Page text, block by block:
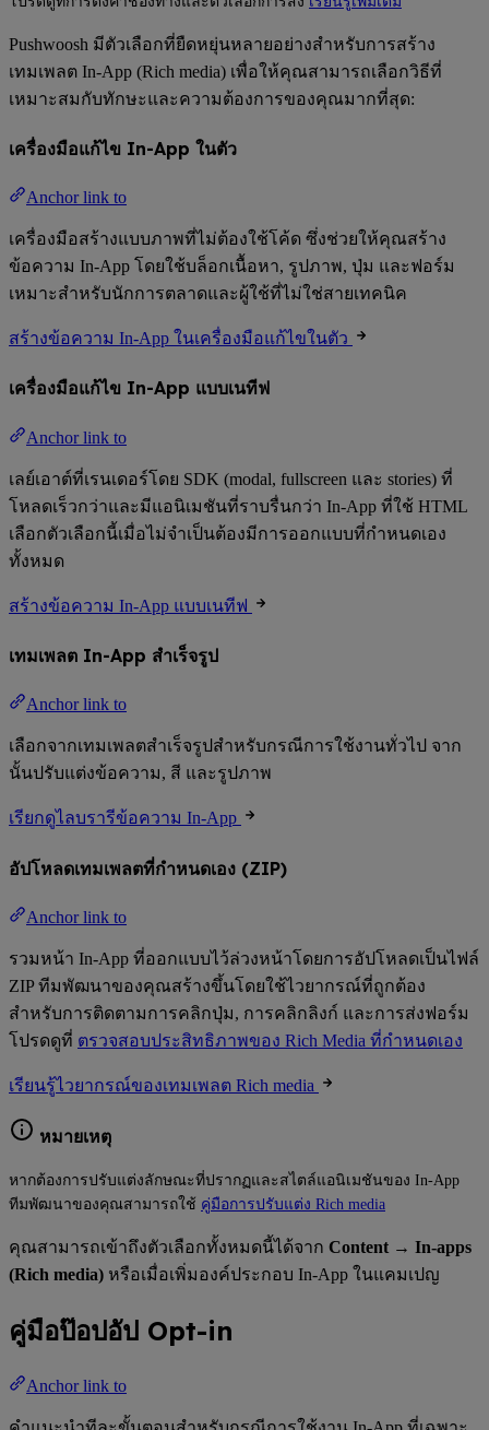
Pushwoosh มีตัวเลือกที่ยืดหยุ่นหลายอย่างสำหรับการสร้าง
เทมเพลต In-App (Rich media) เพื่อให้คุณสามารถเลือกวิธีที่
เหมาะสมกับทักษะและความต้องการของคุณมากที่สุด:
เครื่องมือแก้ไข In-App ในตัว
Anchor link to
เครื่องมือสร้างแบบภาพที่ไม่ต้องใช้โค้ด ซึ่งช่วยให้คุณสร้าง
ข้อความ In-App โดยใช้บล็อกเนื้อหา, รูปภาพ, ปุ่ม และฟอร์ม
เหมาะสำหรับนักการตลาดและผู้ใช้ที่ไม่ใช่สายเทคนิค
สร้างข้อความ In-App ในเครื่องมือแก้ไขในตัว
เครื่องมือแก้ไข In-App แบบเนทีฟ
Anchor link to
เลย์เอาต์ที่เรนเดอร์โดย SDK (modal, fullscreen และ stories) ที่
โหลดเร็วกว่าและมีแอนิเมชันที่ราบรื่นกว่า In-App ที่ใช้ HTML
เลือกตัวเลือกนี้เมื่อไม่จำเป็นต้องมีการออกแบบที่กำหนดเอง
ทั้งหมด
สร้างข้อความ In-App แบบเนทีฟ
เทมเพลต In-App สำเร็จรูป
Anchor link to
เลือกจากเทมเพลตสำเร็จรูปสำหรับกรณีการใช้งานทั่วไป จาก
นั้นปรับแต่งข้อความ, สี และรูปภาพ
เรียกดูไลบรารีข้อความ In-App
อัปโหลดเทมเพลตที่กำหนดเอง (ZIP)
Anchor link to
รวมหน้า In-App ที่ออกแบบไว้ล่วงหน้าโดยการอัปโหลดเป็นไฟล์
ZIP ทีมพัฒนาของคุณสร้างขึ้นโดยใช้ไวยากรณ์ที่ถูกต้อง
สำหรับการติดตามการคลิกปุ่ม, การคลิกลิงก์ และการส่งฟอร์ม
โปรดดูที่ ตรวจสอบประสิทธิภาพของ Rich Media ที่กำหนดเอง
เรียนรู้ไวยากรณ์ของเทมเพลต Rich media
หมายเหตุ
หากต้องการปรับแต่งลักษณะที่ปรากฏและสไตล์แอนิเมชันของ In-App
ทีมพัฒนาของคุณสามารถใช้ คู่มือการปรับแต่ง Rich media
คุณสามารถเข้าถึงตัวเลือกทั้งหมดนี้ได้จาก Content → In-apps
(Rich media) หรือเมื่อเพิ่มองค์ประกอบ In-App ในแคมเปญ
คู่มือป๊อปอัป Opt-in
Anchor link to